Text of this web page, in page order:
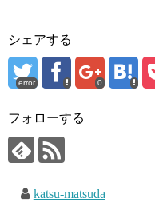
シェアする
error 0
フォローする
katsu-matsuda